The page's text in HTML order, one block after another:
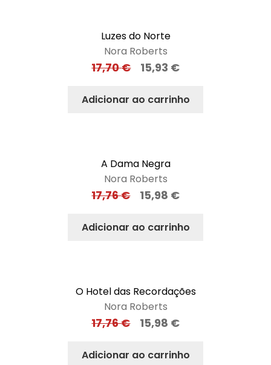
Luzes do Norte
Nora Roberts
17,70€ 15,93 €
Adicionar ao carrinho
A Dama Negra
Nora Roberts
17,76€ 15,98 €
Adicionar ao carrinho
O Hotel das Recordações
Nora Roberts
17,76€ 15,98 €
Adicionar ao carrinho